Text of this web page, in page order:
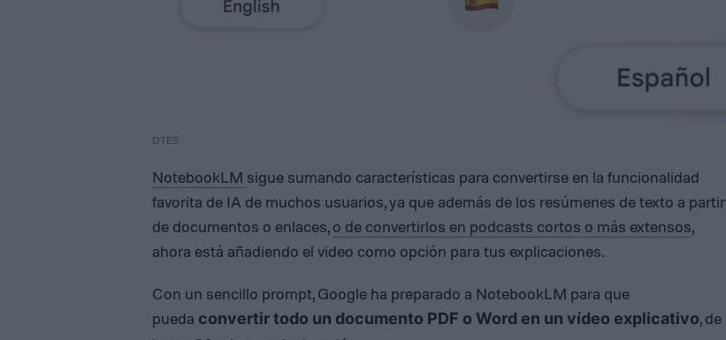
DTES
NotebookLM sigue sumando características para convertirse en la funcionalidad
favorita de IA de muchos usuarios, ya que además de los resúmenes de texto a partir
de documentos o enlaces,o de convertirlos en podcasts cortos o más extensos,
ahora está añadiendo el video como opción para tus explicaciones.
Con un sencillo prompt, Google ha preparado a NotebookLM para que
pueda convertir todo un documento PDF o Word en un vídeo explicativo, de